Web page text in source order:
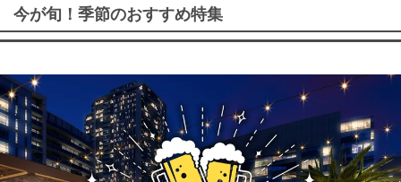
今が旬！季節のおすすめ特集